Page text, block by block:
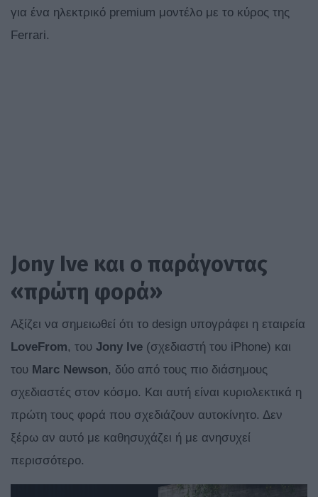
για ένα ηλεκτρικό premium μοντέλο με το κύρος της
Ferrari.
Jony Ive και ο παράγοντας
«πρώτη φορά»
Αξίζει να σημειωθεί ότι το design υπογράφει η εταιρεία
LoveFrom, του Jony Ive (σχεδιαστή του iPhone) και
του Marc Newson, δύο από τους πιο διάσημους
σχεδιαστές στον κόσμο. Και αυτή είναι κυριολεκτικά η
πρώτη τους φορά που σχεδιάζουν αυτοκίνητο. Δεν
ξέρω αν αυτό με καθησυχάζει ή με ανησυχεί
περισσότερο.